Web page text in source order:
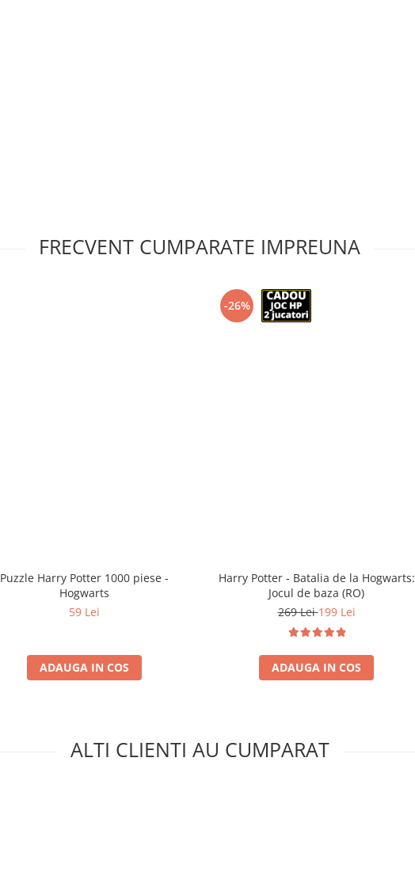
FRECVENT CUMPARATE IMPREUNA
Puzzle Harry Potter 1000 piese -
Hogwarts
59 Lei
ADAUGA IN COS
-26%
Harry Potter - Batalia de la Hogwarts:
Jocul de baza (RO)
269 Lei199 Lei
ADAUGA IN COS
ALTI CLIENTI AU CUMPARAT